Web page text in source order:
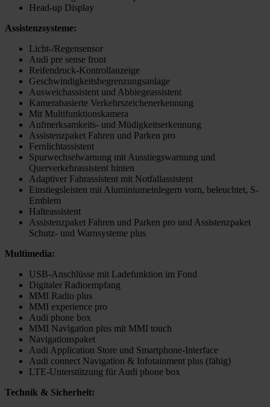
Head-up Display
Assistenzsysteme:
Licht-/Regensensor
Audi pre sense front
Reifendruck-Kontrollanzeige
Geschwindigkeitsbegrenzungsanlage
Ausweichassistent und Abbiegeassistent
Kamerabasierte Verkehrszeichenerkennung
Mit Multifunktionskamera
Aufmerksamkeits- und Müdigkeitserkennung
Assistenzpaket Fahren und Parken pro
Fernlichtassistent
Spurwechselwarnung mit Ausstiegswarnung und
Querverkehrassistent hinten
Adaptiver Fahrassistent mit Notfallassistent
Einstiegsleisten mit Aluminiumeinlegern vorn, beleuchtet, S-
Emblem
Halteassistent
Assistenzpaket Fahren und Parken pro und Assistenzpaket
Schutz- und Warnsysteme plus
Multimedia:
USB-Anschlüsse mit Ladefunktion im Fond
Digitaler Radioempfang
MMI Radio plus
MMI experience pro
Audi phone box
MMI Navigation plus mit MMI touch
Navigationspaket
Audi Application Store und Smartphone-Interface
Audi connect Navigation & Infotainment plus (fähig)
LTE-Unterstützung für Audi phone box
Technik & Sicherheit: